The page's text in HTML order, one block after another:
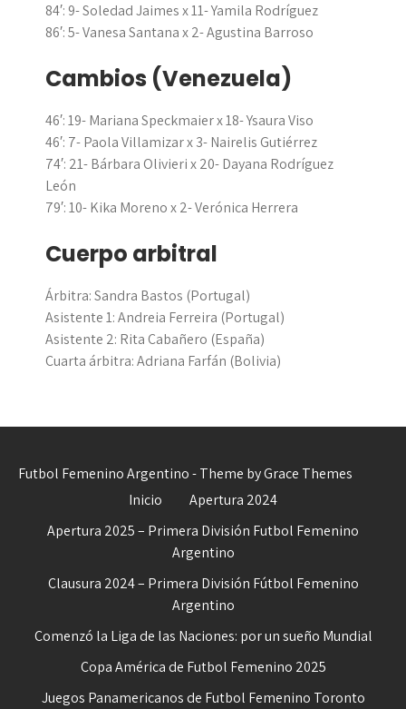
84′: 9- Soledad Jaimes x 11- Yamila Rodríguez
86′: 5- Vanesa Santana x 2- Agustina Barroso
Cambios (Venezuela)
46′: 19- Mariana Speckmaier x 18- Ysaura Viso
46′: 7- Paola Villamizar x 3- Nairelis Gutiérrez
74′: 21- Bárbara Olivieri x 20- Dayana Rodríguez
León
79′: 10- Kika Moreno x 2- Verónica Herrera
Cuerpo arbitral
Árbitra:Sandra Bastos (Portugal)
Asistente 1:Andreia Ferreira (Portugal)
Asistente 2: Rita Cabañero (España)
Cuarta árbitra:Adriana Farfán (Bolivia)
Futbol Femenino Argentino - Theme by Grace Themes
Inicio
Apertura 2024
Apertura 2025 – Primera División Futbol Femenino
Argentino
Clausura 2024 – Primera División Fútbol Femenino
Argentino
Comenzó la Liga de las Naciones: por un sueño Mundial
Copa América de Futbol Femenino 2025
Juegos Panamericanos de Futbol Femenino Toronto